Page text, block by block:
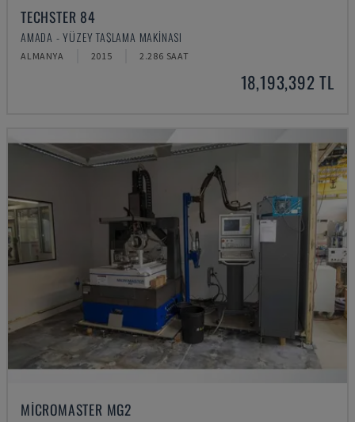
TECHSTER 84
AMADA - YÜZEY TAŞLAMA MAKINASI
ALMANYA 2015 2.286 SAAT
18,193,392 TL
MICROMASTER MG2